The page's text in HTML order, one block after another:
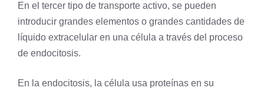
En el tercer tipo de transporte activo, se pueden
introducir grandes elementos o grandes cantidades de
líquido extracelular en una célula a través del proceso
de endocitosis.
En la endocitosis, la célula usa proteínas en su